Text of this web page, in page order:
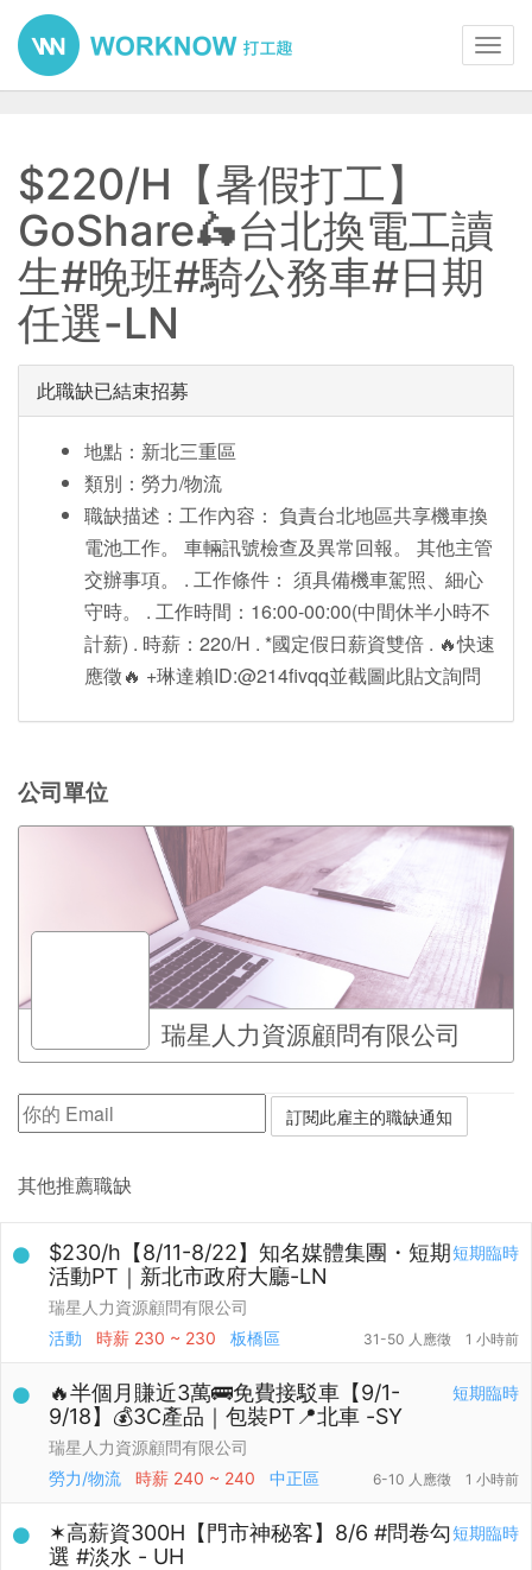
$220/H【暑假打工】
GoShare🛵台北換電工讀
生#晚班#騎公務車#日期
任選-LN
此職缺已結束招募
地點：新北三重區
類別：勞力/物流
職缺描述：工作內容： 負責台北地區共享機車換
電池工作。 車輛訊號檢查及異常回報。 其他主管
交辦事項。 . 工作條件： 須具備機車駕照、細心
守時。 . 工作時間：16:00-00:00(中間休半小時不
計薪) . 時薪：220/H . *國定假日薪資雙倍 . 🔥快速
應徵🔥 +琳達賴ID:@214fivqq並截圖此貼文詢問
公司單位
瑞星人力資源顧問有限公司
其他推薦職缺
短期臨時
$230/h【8/11-8/22】知名媒體集團・短期
活動PT｜新北市政府大廳-LN
瑞星人力資源顧問有限公司
活動
時薪 230 ~ 230 板橋區 31-50 人應徵 1 小時前
短期臨時
🔥半個月賺近3萬🚌免費接駁車【9/1-
9/18】💰3C產品｜包裝PT📍北車 -SY
瑞星人力資源顧問有限公司
勞力/物流
時薪 240 ~ 240 中正區 6-10 人應徵 1 小時前
短期臨時
✶高薪資300H【門市神秘客】8/6 #問卷勾
選 #淡水 - UH